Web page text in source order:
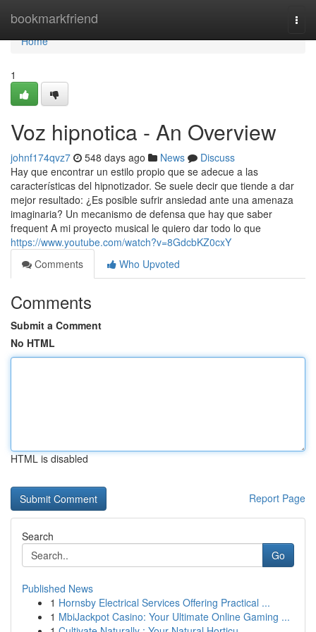
bookmarkfriend
Home
Home
1
Voz hipnotica - An Overview
johnf174qvz7 548 days ago News
Discuss
Hay que encontrar un estilo propio que se adecue a las
características del hipnotizador. Se suele decir que tiende a dar
mejor resultado: ¿Es posible sufrir ansiedad ante una amenaza
imaginaria? Un mecanismo de defensa que hay que saber
frequent A mi proyecto musical le quiero dar todo lo que
https://www.youtube.com/watch?v=8GdcbKZ0cxY
Comments
Who Upvoted
Comments
Submit a Comment
No HTML
HTML is disabled
Report Page
Search
Go
Published News
1 Hornsby Electrical Services Offering Practical ...
1 MbiJackpot Casino: Your Ultimate Online Gaming ...